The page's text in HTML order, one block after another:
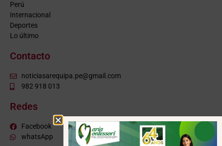
Perú
Internacional
Deportes
Lo último
Contacto
noticiasarequipa.pe@gmail.com
982 918 013
Redes
Facebook
whatsApp